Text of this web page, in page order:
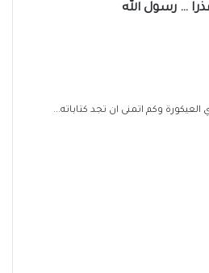
… رسول الله
وكم اتمنى ان تجد كتاباته...